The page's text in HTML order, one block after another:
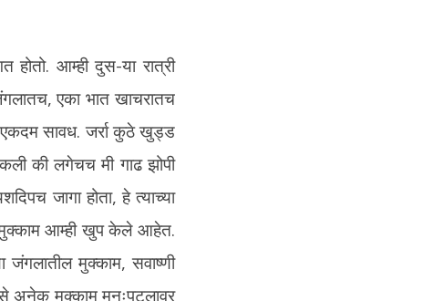
आम्ही दुस-या रात्री
एका भात खाचरातच
एकदम सावध. जर्रा कुठे खुड्ड
की लगेचच मी गाढ झोपी
जागा होता, हे त्याच्या
मुक्काम आम्ही खुप केले आहेत.
मुक्काम, सवाष्णी
अनेक मुक्काम मनःपटलावर